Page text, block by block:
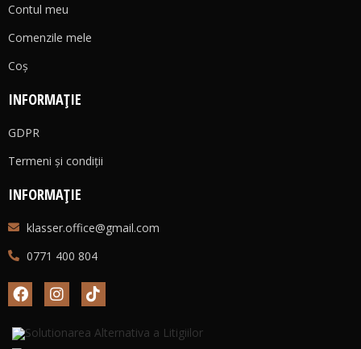
Contul meu
Comenzile mele
Coş
INFORMAȚIE
GDPR
Termeni și condiții
INFORMAȚIE
klasser.office@gmail.com
0771 400 804